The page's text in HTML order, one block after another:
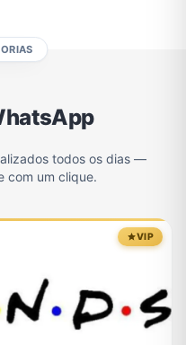
Figurinhas e Stickers Filmes e Séries
e Jogos Ganhar Dinheiro
todos os dias —
com um clique.
VIP